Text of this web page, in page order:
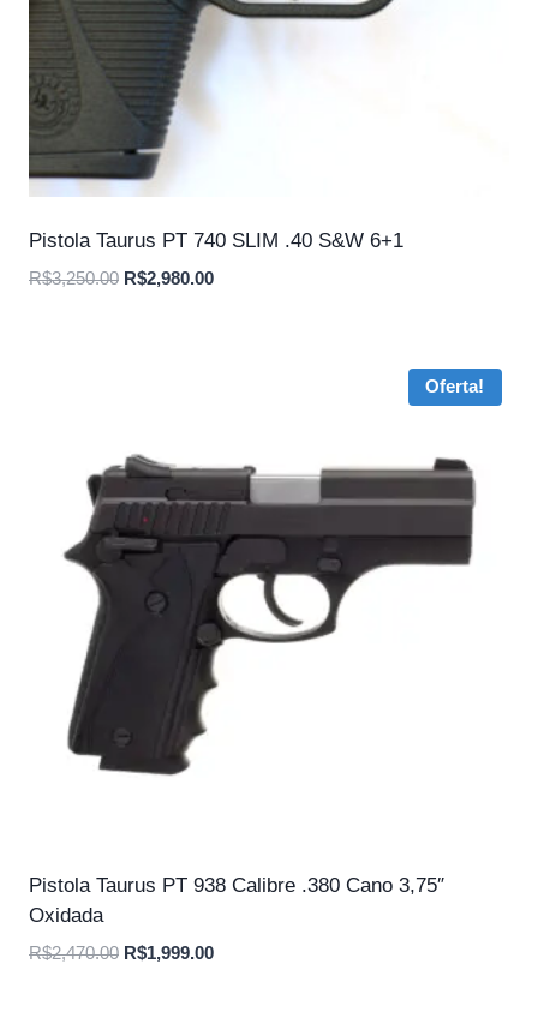
Pistola Taurus PT 740 SLIM .40 S&W 6+1
R$3,250.00 O
R$2,980.00O
Oferta!
Pistola Taurus PT 938 Calibre .380 Cano 3,75″
Oxidada
R$2,470.00 O
R$1,999.00O